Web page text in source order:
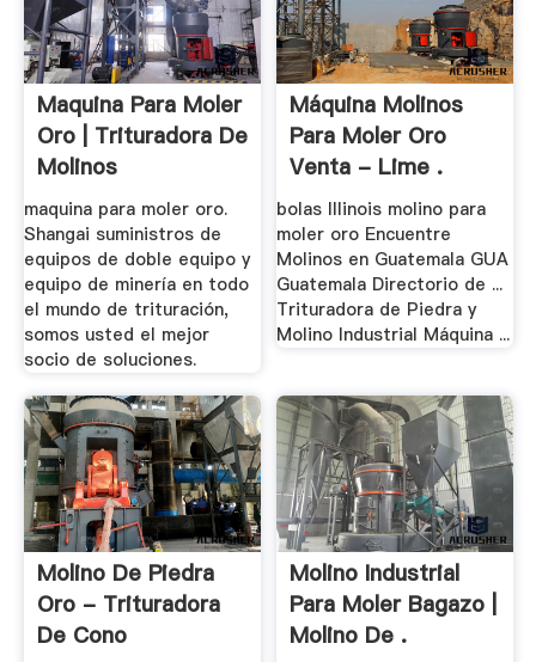
Maquina Para Moler
Oro | Trituradora De
Molinos
maquina para moler oro.
Shangai suministros de
equipos de doble equipo y
equipo de minería en todo
el mundo de trituración,
somos usted el mejor
socio de soluciones.
Máquina Molinos
Para Moler Oro
Venta - Lime .
bolas Illinois molino para
moler oro Encuentre
Molinos en Guatemala GUA
Guatemala Directorio de ...
Trituradora de Piedra y
Molino Industrial Máquina ...
Molino De Piedra
Oro - Trituradora
De Cono
Molino Industrial
Para Moler Bagazo |
Molino De .